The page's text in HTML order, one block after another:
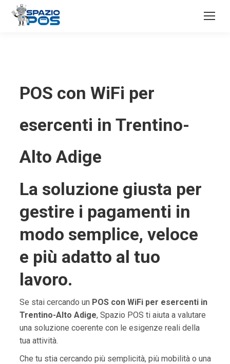
POS con WiFi per
esercenti in Trentino-
Alto Adige
La soluzione giusta per
gestire i pagamenti in
modo semplice, veloce
e più adatto al tuo
lavoro.
Se stai cercando un POS con WiFi per esercenti in
Trentino-Alto Adige, Spazio POS ti aiuta a valutare
una soluzione coerente con le esigenze reali della
tua attività.
Che tu stia cercando più semplicità, più mobilità o una